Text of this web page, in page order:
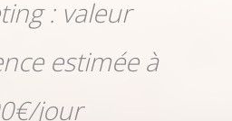
: valeur
estimée à
jour